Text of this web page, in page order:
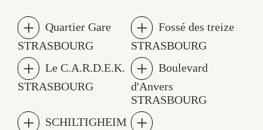
Quartier Gare
STRASBOURG
Fossé des treize
STRASBOURG
Le C.A.R.D.E.K.
STRASBOURG
Boulevard
d'Anvers
STRASBOURG
SCHILTIGHEIM